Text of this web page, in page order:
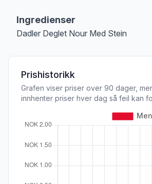
Ingredienser
Dadler Deglet Nour Med Stein
Prishistorikk
Grafen viser priser over 90 dager,
innhenter priser hver dag så feil kan